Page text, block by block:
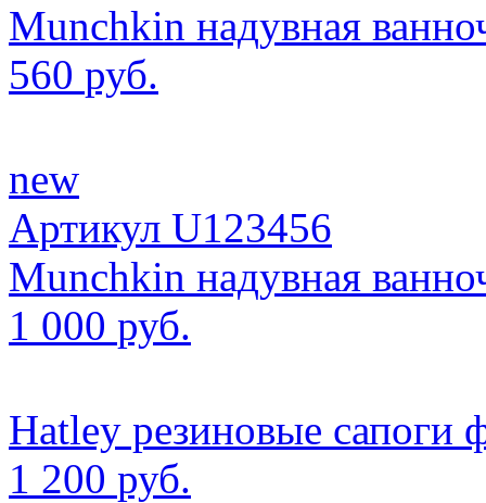
Munchkin надувная
560 руб.
new
Артикул U123456
Munchkin надувная
1 000 руб.
Hatley резиновые сапоги
1 200 руб.